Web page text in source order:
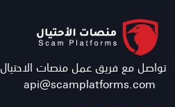
تواصل مع فريق عمل منصات الاحتيال
api@scamplatforms.com